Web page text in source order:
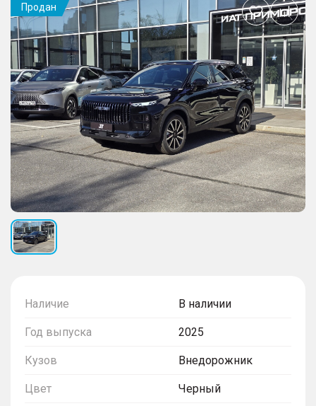
Наличие В наличии
Год выпуска 2025
Кузов Внедорожник
Цвет Черный
Продан
Добавить
в
избранное